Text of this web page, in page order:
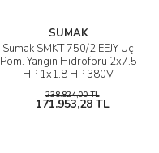
SUMAK
Sumak SMKT 750/2 EEJY Üç
Pom. Yangın Hidroforu 2x7.5
HP 1x1.8 HP 380V
238.824,00 TL
171.953,28 TL